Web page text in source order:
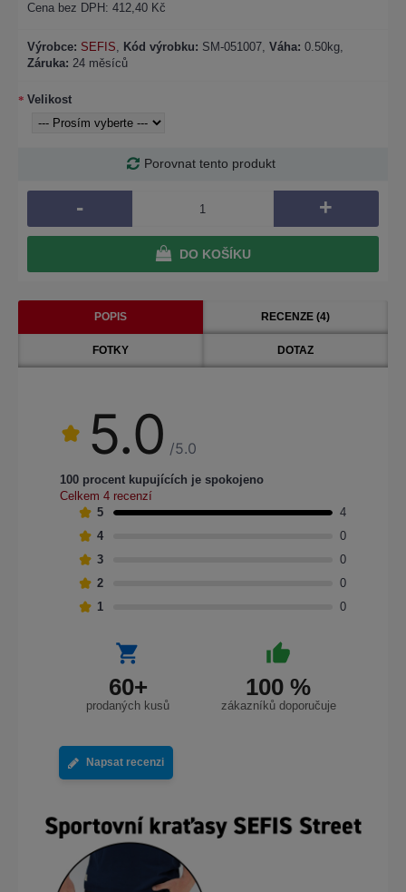
Cena bez DPH: 412,40 Kč
Výrobce: SEFIS, Kód výrobku: SM-051007, Váha: 0.50kg,
Záruka: 24 měsíců
Velikost
Porovnat tento produkt
- +
DO KOŠÍKU
POPIS RECENZE (4)
FOTKY DOTAZ
5.0 /5.0
100 procent kupujících je spokojeno
Celkem 4 recenzí
5
4
4
0
3
0
2
0
1
0
60+
prodaných kusů
100 %
zákazníků doporučuje
Napsat recenzi